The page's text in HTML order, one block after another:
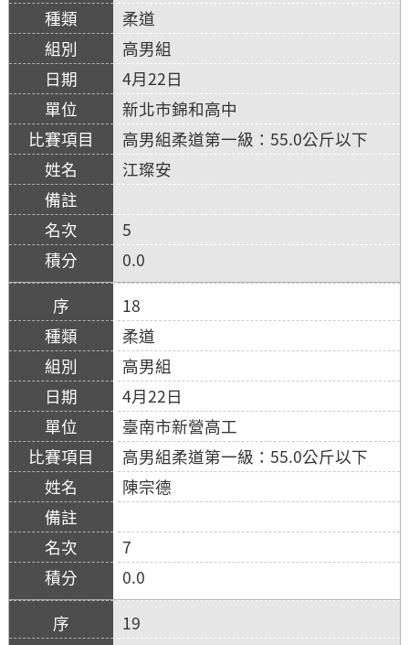
柔道
高男組
4月22日
新北市錦和高中
高男組柔道第一級：55.0公斤以下
江璨安
5
0.0
18
柔道
高男組
4月22日
臺南市新營高工
高男組柔道第一級：55.0公斤以下
陳宗德
7
0.0
19